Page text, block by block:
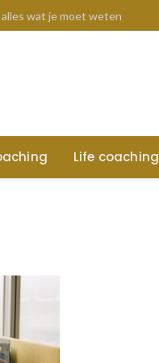
wat je moet weten
Life coaching